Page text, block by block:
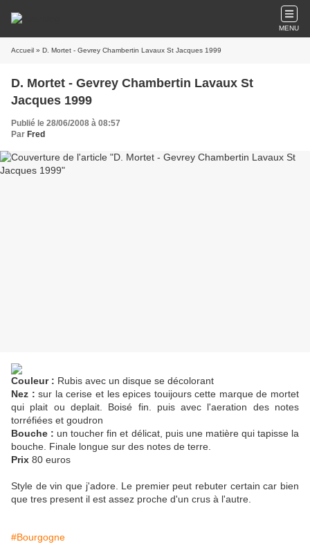
MENU
Accueil » D. Mortet - Gevrey Chambertin Lavaux St Jacques 1999
D. Mortet - Gevrey Chambertin Lavaux St
Jacques 1999
Publié le 28/06/2008 à 08:57
Par Fred
Couleur : Rubis avec un disque se décolorant
Nez : sur la cerise et les epices touijours cette marque de mortet
qui plait ou deplait. Boisé fin. puis avec l'aeration des notes
torréfiées et goudron
Bouche : un toucher fin et délicat, puis une matière qui tapisse la
bouche. Finale longue sur des notes de terre.
Prix 80 euros
Style de vin que j'adore. Le premier peut rebuter certain car bien
que tres present il est assez proche d'un crus à l'autre.
#Bourgogne